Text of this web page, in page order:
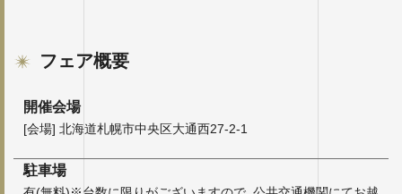
フェア概要
開催会場
[会場] 北海道札幌市中央区大通西27-2-1
駐車場